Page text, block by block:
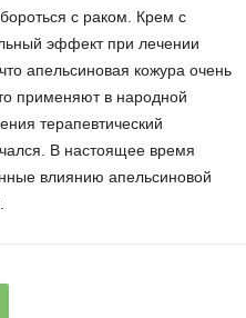
с раком. Крем с
эффект при лечении
апельсиновая кожура очень
применяют в народной
терапевтический
В настоящее время
влиянию апельсиновой